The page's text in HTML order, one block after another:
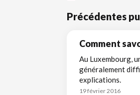
Précédentes
Comment
Au Luxembourg,
généralement
explications.
19 février 2016